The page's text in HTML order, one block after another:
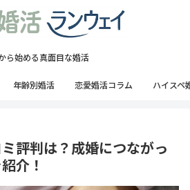
ら始める真面目な婚活
年齢別婚活 恋愛婚活コラム ハイスペ
評判は？成婚につながっ
介！